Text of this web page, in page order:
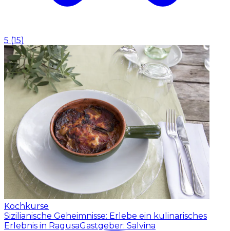
5 (15)
Kochkurse
Sizilianische Geheimnisse: Erlebe ein kulinarisches
Erlebnis in RagusaGastgeber: Salvina